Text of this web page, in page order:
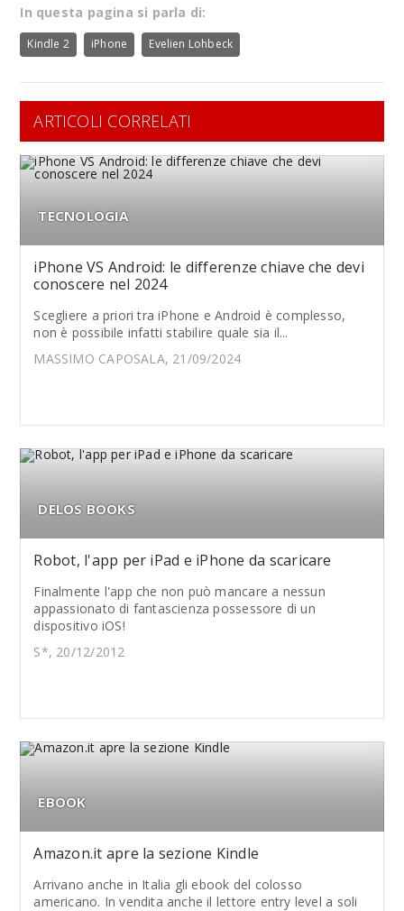
In questa pagina si parla di:
Kindle 2 iPhone Evelien Lohbeck
ARTICOLI CORRELATI
TECNOLOGIA
iPhone VS Android: le differenze chiave che devi
conoscere nel 2024
Scegliere a priori tra iPhone e Android è complesso,
non è possibile infatti stabilire quale sia il...
MASSIMO CAPOSALA, 21/09/2024
DELOS BOOKS
Robot, l'app per iPad e iPhone da scaricare
Finalmente l'app che non può mancare a nessun
appassionato di fantascienza possessore di un
dispositivo iOS!
S*, 20/12/2012
EBOOK
Amazon.it apre la sezione Kindle
Arrivano anche in Italia gli ebook del colosso
americano. In vendita anche il lettore entry level a soli